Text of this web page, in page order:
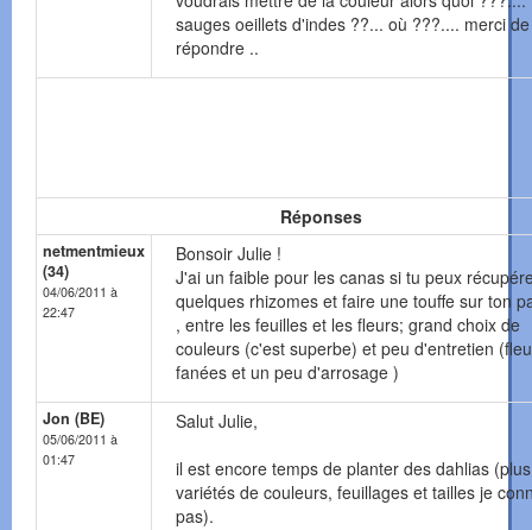
sauges oeillets d'indes ??... où ???.... merci
répondre ..
Réponses
netmentmieux
(34)
04/06/2011 à
22:47
Bonsoir Julie !
J'ai un faible pour les canas si tu peux
quelques rhizomes et faire une touffe sur ton
, entre les feuilles et les fleurs; grand choix de
couleurs (c'est superbe) et peu d'entretien
fanées et un peu d'arrosage )
Jon (BE)
05/06/2011 à
01:47
Salut Julie,
il est encore temps de planter des dahlias
variétés de couleurs, feuillages et tailles je
pas).